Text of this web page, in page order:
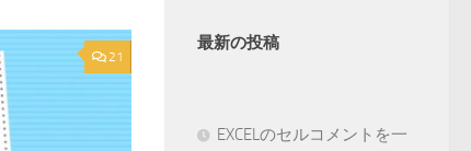
21
最新の投稿
EXCELのセルコメントを一